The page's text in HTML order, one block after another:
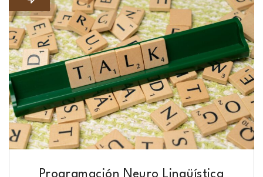
Programación Neuro Lingüística​